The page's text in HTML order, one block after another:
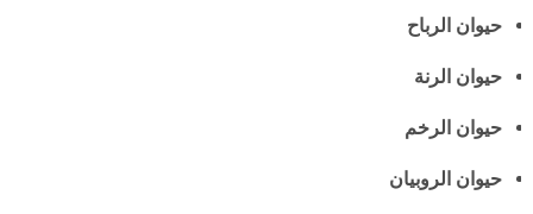
حيوان الرباح
حيوان الرنة
حيوان الرخم
حيوان الروبيان